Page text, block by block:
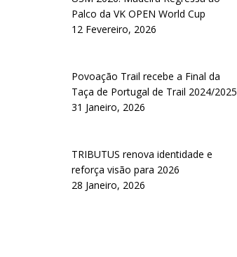
Palco da VK OPEN World Cup
12 Fevereiro, 2026
Povoação Trail recebe a Final da
Taça de Portugal de Trail 2024/2025
31 Janeiro, 2026
TRIBUTUS renova identidade e
reforça visão para 2026
28 Janeiro, 2026